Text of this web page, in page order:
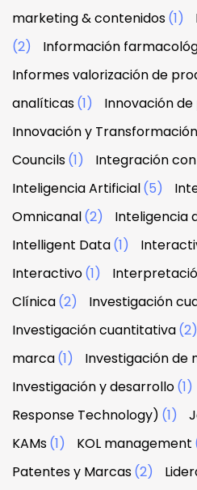
marketing & contenidos(1)
(2)
Información
Informes valorización de
analíticas(1) Innovación
Innovación y Transformación
Councils(1) Integración
Inteligencia Artificial(5)
Omnicanal(2) Inteligencia
Intelligent Data(1)
Interactivo(1)
Clínica(2) Investigación
Investigación cuantitativa(2)
marca(1) Investigación de
Investigación y desarrollo(1)
Response Technology) (1)
KAMs(1) KOL management
Patentes y Marcas(2)